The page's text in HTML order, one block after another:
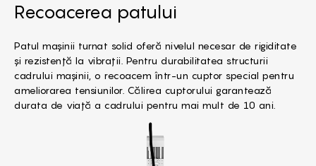
Recoacerea patului
Patul mașinii turnat solid oferă nivelul necesar de rigiditate
și rezistență la vibrații. Pentru durabilitatea structurii
cadrului mașinii, o recoacem într-un cuptor special pentru
ameliorarea tensiunilor. Călirea cuptorului garantează
durata de viață a cadrului pentru mai mult de 10 ani.